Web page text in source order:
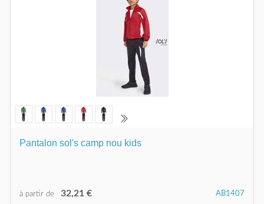
Pantalon sol's camp nou kids
à partir de 32,21 € AB1407